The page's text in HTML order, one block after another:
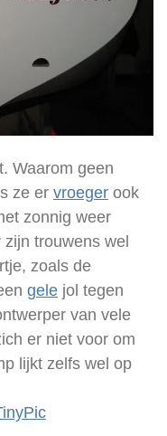
Waarom geen
ze er vroeger ook
zonnig weer
trouwens wel
zoals de
gele jol tegen
van vele
er niet voor om
lijkt zelfs wel op